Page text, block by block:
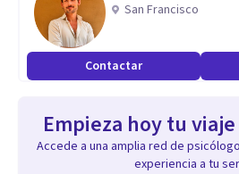
San Francisco
Contactar
Empieza hoy tu
Accede a una amplia red de
experiencia a tu